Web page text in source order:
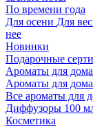
По времени года
Для осени Для
нее
Новинки
Подарочные
Ароматы для
Ароматы для дома
Все ароматы для
Диффузоры 100
Косметика